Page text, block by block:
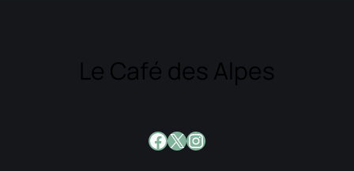
Le Café des Alpes
Facebook
X Instagram